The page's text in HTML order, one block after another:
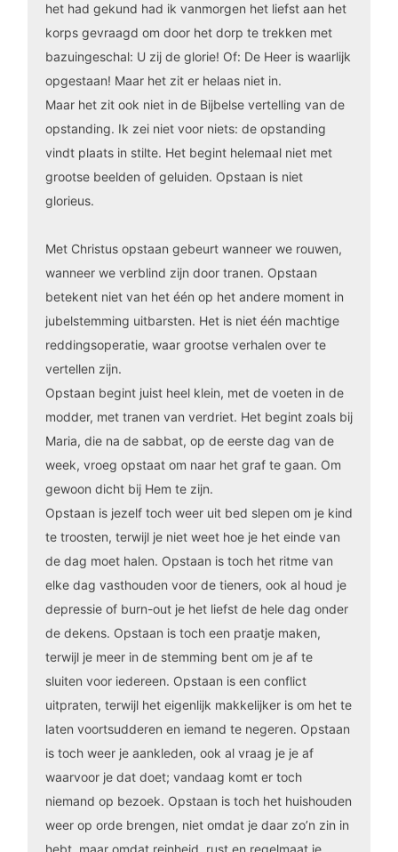
het had gekund had ik vanmorgen het liefst aan het
korps gevraagd om door het dorp te trekken met
bazuingeschal: U zij de glorie! Of: De Heer is waarlijk
opgestaan! Maar het zit er helaas niet in.
Maar het zit ook niet in de Bijbelse vertelling van de
opstanding. Ik zei niet voor niets: de opstanding
vindt plaats in stilte. Het begint helemaal niet met
grootse beelden of geluiden. Opstaan is niet
glorieus.
Met Christus opstaan gebeurt wanneer we rouwen,
wanneer we verblind zijn door tranen. Opstaan
betekent niet van het één op het andere moment in
jubelstemming uitbarsten. Het is niet één machtige
reddingsoperatie, waar grootse verhalen over te
vertellen zijn.
Opstaan begint juist heel klein, met de voeten in de
modder, met tranen van verdriet. Het begint zoals bij
Maria, die na de sabbat, op de eerste dag van de
week, vroeg opstaat om naar het graf te gaan. Om
gewoon dicht bij Hem te zijn.
Opstaan is jezelf toch weer uit bed slepen om je kind
te troosten, terwijl je niet weet hoe je het einde van
de dag moet halen. Opstaan is toch het ritme van
elke dag vasthouden voor de tieners, ook al houd je
depressie of burn-out je het liefst de hele dag onder
de dekens. Opstaan is toch een praatje maken,
terwijl je meer in de stemming bent om je af te
sluiten voor iedereen. Opstaan is een conflict
uitpraten, terwijl het eigenlijk makkelijker is om het te
laten voortsudderen en iemand te negeren. Opstaan
is toch weer je aankleden, ook al vraag je je af
waarvoor je dat doet; vandaag komt er toch
niemand op bezoek. Opstaan is toch het huishouden
weer op orde brengen, niet omdat je daar zo’n zin in